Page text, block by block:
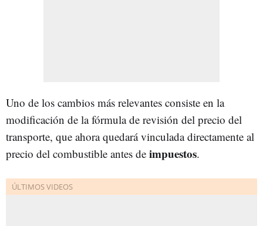
Uno de los cambios más relevantes consiste en la
modificación de la fórmula de revisión del precio del
transporte, que ahora quedará vinculada directamente al
precio del combustible antes de impuestos.